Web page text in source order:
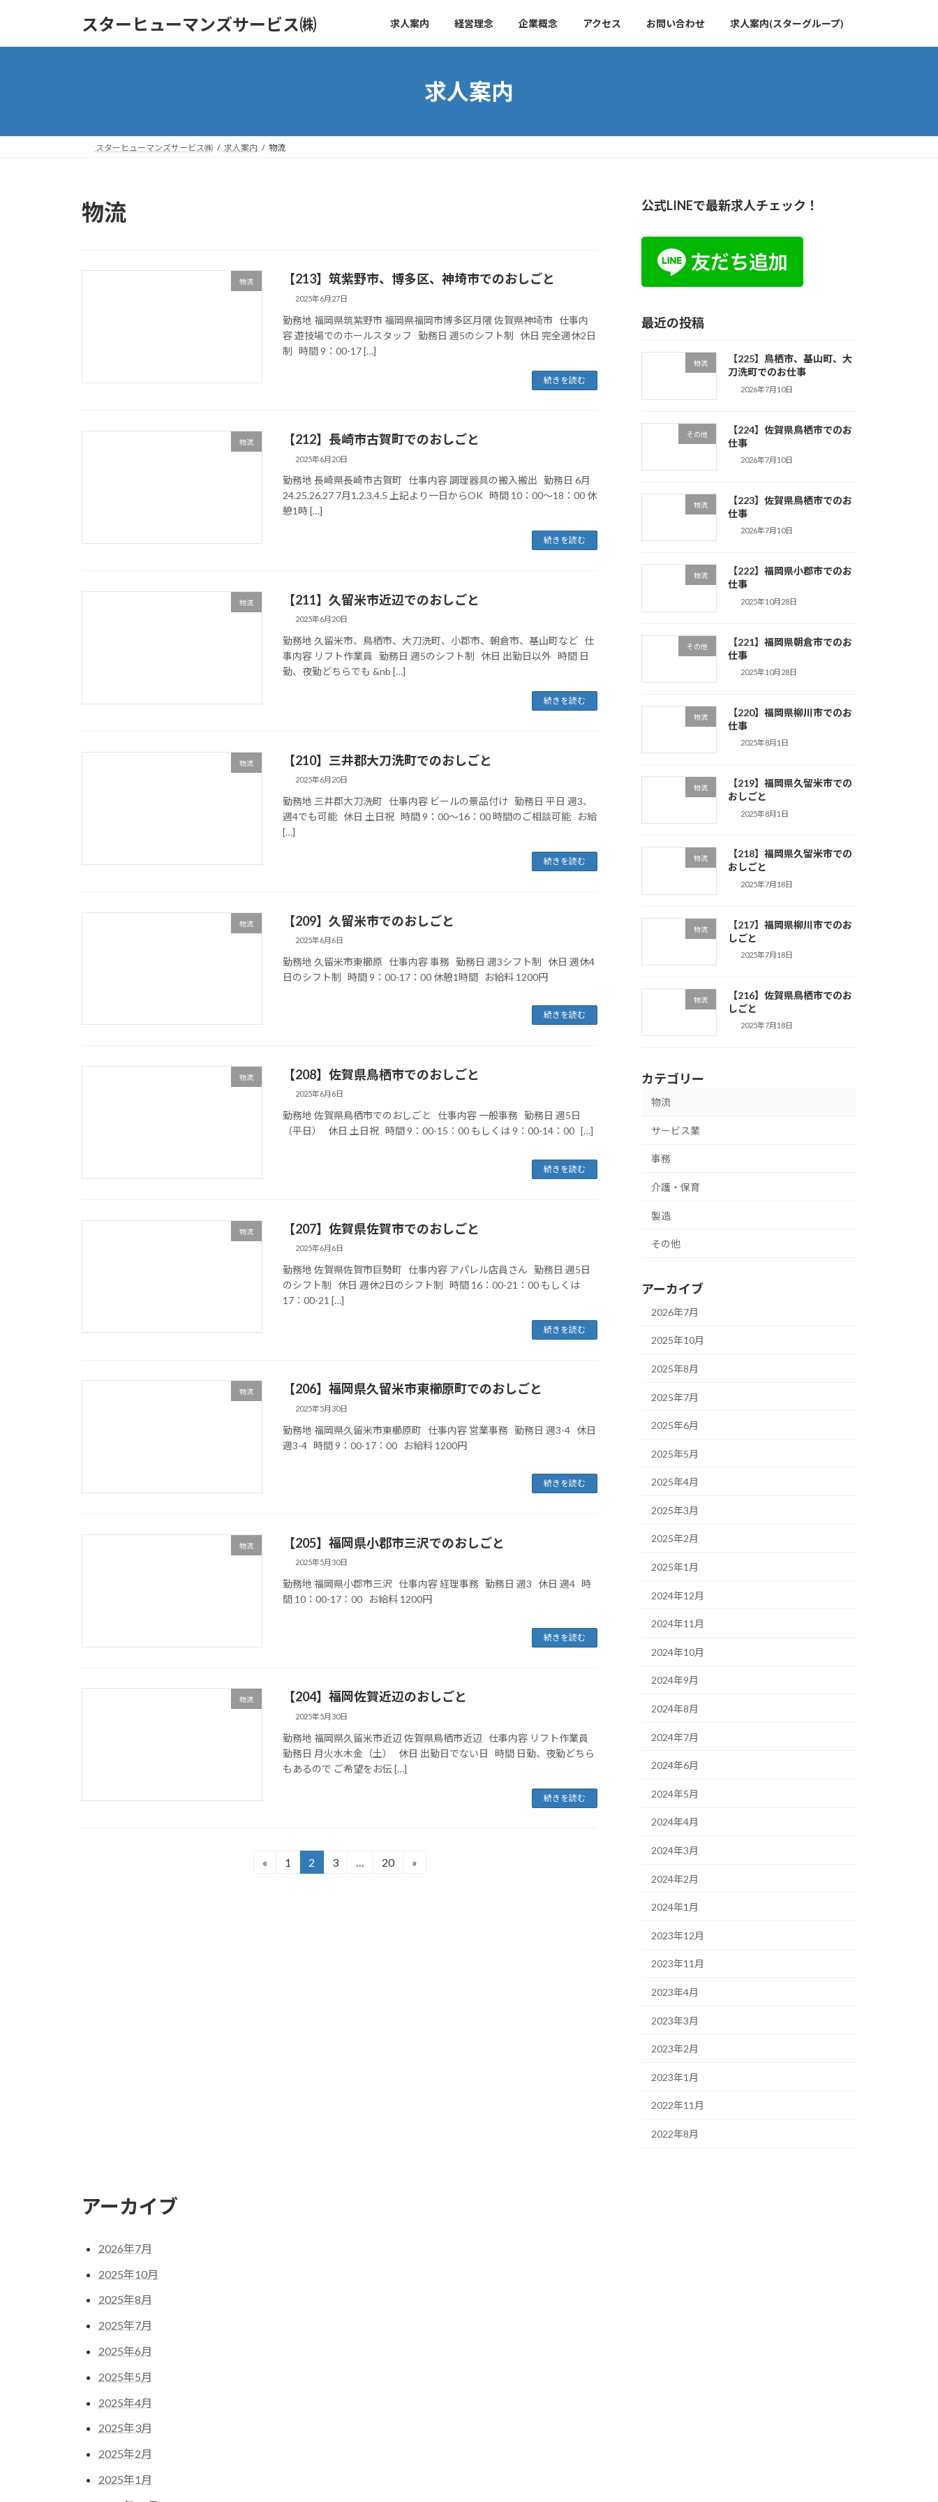
スターヒューマンズサービス㈱ 求人案内 経営理念 企業概念 アクセス お問い合わせ 求人案内(スターグループ)
求人案内
スターヒューマンズサービス㈱ 求人案内 物流
物流
物流 【213】筑紫野市、博多区、神埼市でのおしごと
2025年6月27日
勤務地 福岡県筑紫野市 福岡県福岡市博多区月隈 佐賀県神埼市 仕事内
容 遊技場でのホールスタッフ 勤務日 週5のシフト制 休日 完全週休2日
制 時間 9：00-17 […]
続きを読む
物流 【212】長崎市古賀町でのおしごと
2025年6月20日
勤務地 長崎県長崎市古賀町 仕事内容 調理器具の搬入搬出 勤務日 6月
24.25.26.27 7月1.2.3.4.5 上記より一日からOK 時間 10：00～18：00 休
憩1時 […]
続きを読む
物流 【211】久留米市近辺でのおしごと
2025年6月20日
勤務地 久留米市、鳥栖市、大刀洗町、小郡市、朝倉市、基山町など 仕
事内容 リフト作業員 勤務日 週5のシフト制 休日 出勤日以外 時間 日
勤、夜勤どちらでも &nb […]
続きを読む
物流 【210】三井郡大刀洗町でのおしごと
2025年6月20日
勤務地 三井郡大刀洗町 仕事内容 ビールの景品付け 勤務日 平日 週3、
週4でも可能 休日 土日祝 時間 9：00～16：00 時間のご相談可能 お給
[…]
続きを読む
物流 【209】久留米市でのおしごと
2025年6月6日
勤務地 久留米市東櫛原 仕事内容 事務 勤務日 週3シフト制 休日 週休4
日のシフト制 時間 9：00-17：00 休憩1時間 お給料 1200円
続きを読む
物流 【208】佐賀県鳥栖市でのおしごと
2025年6月6日
勤務地 佐賀県鳥栖市でのおしごと 仕事内容 一般事務 勤務日 週5日
（平日） 休日 土日祝 時間 9：00-15：00 もしくは 9：00-14：00 […]
続きを読む
物流 【207】佐賀県佐賀市でのおしごと
2025年6月6日
勤務地 佐賀県佐賀市巨勢町 仕事内容 アパレル店員さん 勤務日 週5日
のシフト制 休日 週休2日のシフト制 時間 16：00-21：00 もしくは
17：00-21 […]
続きを読む
物流 【206】福岡県久留米市東櫛原町でのおしごと
2025年5月30日
勤務地 福岡県久留米市東櫛原町 仕事内容 営業事務 勤務日 週3-4 休日
週3-4 時間 9：00-17：00 お給料 1200円
続きを読む
物流 【205】福岡県小郡市三沢でのおしごと
2025年5月30日
勤務地 福岡県小郡市三沢 仕事内容 経理事務 勤務日 週3 休日 週4 時
間 10：00-17：00 お給料 1200円
続きを読む
物流 【204】福岡佐賀近辺のおしごと
2025年5月30日
勤務地 福岡県久留米市近辺 佐賀県鳥栖市近辺 仕事内容 リフト作業員
勤務日 月火水木金（土） 休日 出勤日でない日 時間 日勤、夜勤どちら
もあるので ご希望をお伝 […]
続きを読む
«
固
1
固
2
固
3 …
固
20 »
公式LINEで最新求人チェック！
最近の投稿
物流
【225】鳥栖市、基山町、大
刀洗町でのお仕事
2026年7月10日
その他
【224】佐賀県鳥栖市でのお
仕事
2026年7月10日
物流
【223】佐賀県鳥栖市でのお
仕事
2026年7月10日
物流
【222】福岡県小郡市でのお
仕事
2025年10月28日
その他
【221】福岡県朝倉市でのお
仕事
2025年10月28日
物流
【220】福岡県柳川市でのお
仕事
2025年8月1日
物流
【219】福岡県久留米市での
おしごと
2025年8月1日
物流
【218】福岡県久留米市での
おしごと
2025年7月18日
物流
【217】福岡県柳川市でのお
しごと
2025年7月18日
物流
【216】佐賀県鳥栖市でのお
しごと
2025年7月18日
カテゴリー
物流
サービス業
事務
介護・保育
製造
その他
アーカイブ
2026年7月
2025年10月
2025年8月
2025年7月
2025年6月
2025年5月
2025年4月
2025年3月
2025年2月
2025年1月
2024年12月
2024年11月
2024年10月
2024年9月
2024年8月
2024年7月
2024年6月
2024年5月
2024年4月
2024年3月
2024年2月
2024年1月
2023年12月
2023年11月
2023年4月
2023年3月
2023年2月
2023年1月
2022年11月
2022年8月
アーカイブ
2026年7月
2025年10月
2025年8月
2025年7月
2025年6月
2025年5月
2025年4月
2025年3月
2025年2月
2025年1月